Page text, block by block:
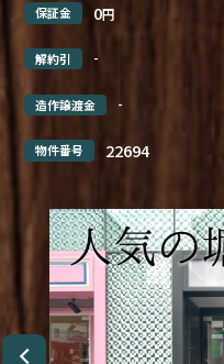
保証金 0円
解約引 -
造作譲渡金 -
物件番号 22694